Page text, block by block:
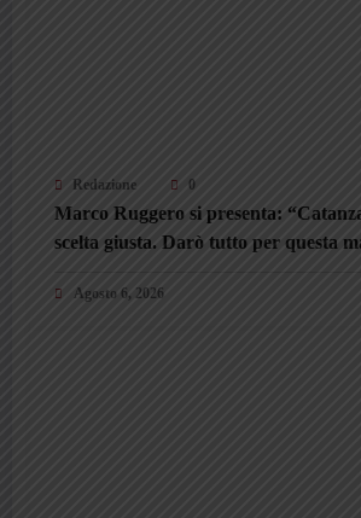
Redazione 0
Marco Ruggero si presenta:
scelta giusta. Darò tutto per questa
Agosto 6, 2026